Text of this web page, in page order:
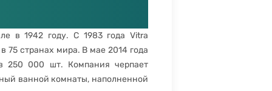
в 1942 году. С 1983 года Vitra
75 странах мира. В мае 2014 года
250 000 шт. Компания черпает
ванной комнаты, наполненной